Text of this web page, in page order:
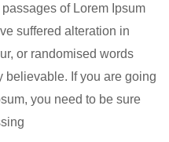
of Lorem Ipsum
suffered alteration in
or randomised words
If you are going
you need to be sure